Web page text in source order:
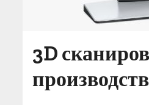
3D